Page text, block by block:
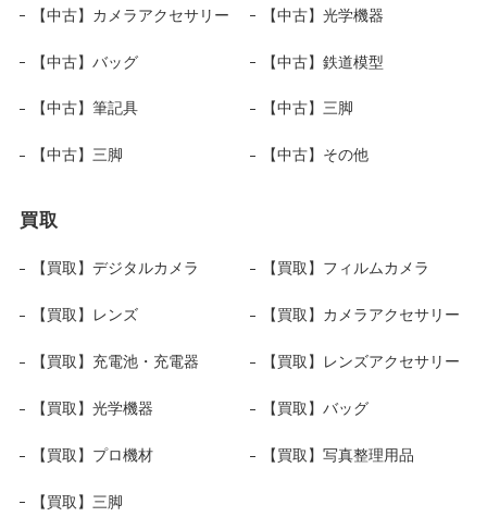
【中古】カメラアクセサリー 【中古】光学機器
【中古】バッグ 【中古】鉄道模型
【中古】筆記具 【中古】三脚
【中古】三脚 【中古】その他
買取
【買取】デジタルカメラ 【買取】フィルムカメラ
【買取】レンズ 【買取】カメラアクセサリー
【買取】充電池・充電器 【買取】レンズアクセサリー
【買取】光学機器 【買取】バッグ
【買取】プロ機材 【買取】写真整理用品
【買取】三脚